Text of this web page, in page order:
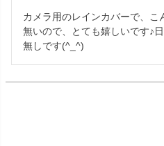
カメラ用のレインカバーで、こ
無いので、とても嬉しいです♪
無しです(^_^)